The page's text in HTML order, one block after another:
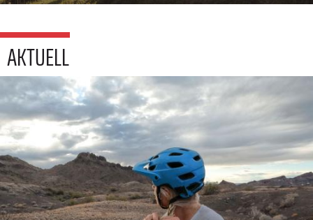
AKTUELL